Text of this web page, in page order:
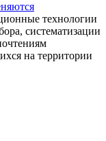
технологии
систематизации
на территории